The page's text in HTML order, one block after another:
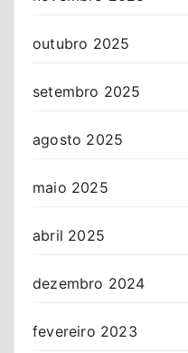
outubro 2025
setembro 2025
agosto 2025
maio 2025
abril 2025
dezembro 2024
fevereiro 2023